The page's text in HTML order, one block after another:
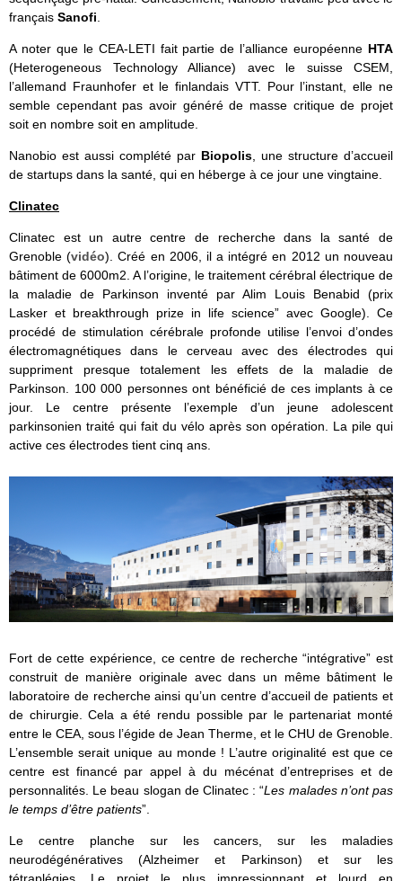
français Sanofi
A noter que le CEA-LETI fait partie de l’alliance européenne HTA
(Heterogeneous Technology Alliance) avec le suisse CSEM,
l’allemand Fraunhofer et le finlandais VTT. Pour l’instant, elle ne
semble cependant pas avoir généré de masse critique de projet
soit en nombre soit en amplitude.
Nanobio est aussi complété par Biopolis , une structure d’accueil
de startups dans la santé, qui en héberge à ce jour une vingtaine.
Clinatec
Clinatec est un autre centre de recherche dans la santé de
Grenoble (vidéo). Créé en 2006, il a intégré en 2012 un nouveau
bâtiment de 6000m2. A l’origine, le traitement cérébral électrique de
la maladie de Parkinson inventé par Alim Louis Benabid (prix
Lasker et breakthrough prize in life science” avec Google). Ce
procédé de stimulation cérébrale profonde utilise l’envoi d’ondes
électromagnétiques dans le cerveau avec des électrodes qui
suppriment presque totalement les effets de la maladie de
Parkinson. 100 000 personnes ont bénéficié de ces implants à ce
jour. Le centre présente l’exemple d’un jeune adolescent
parkinsonien traité qui fait du vélo après son opération. La pile qui
active ces électrodes tient cinq ans.
Fort de cette expérience, ce centre de recherche “intégrative” est
construit de manière originale avec dans un même bâtiment le
laboratoire de recherche ainsi qu’un centre d’accueil de patients et
de chirurgie. Cela a été rendu possible par le partenariat monté
entre le CEA, sous l’égide de Jean Therme, et le CHU de Grenoble.
L’ensemble serait unique au monde ! L’autre originalité est que ce
centre est financé par appel à du mécénat d’entreprises et de
personnalités. Le beau slogan de Clinatec : “Les malades n’ont pas
le temps d’être patients”.
Le centre planche sur les cancers, sur les maladies
neurodégénératives (Alzheimer et Parkinson) et sur les